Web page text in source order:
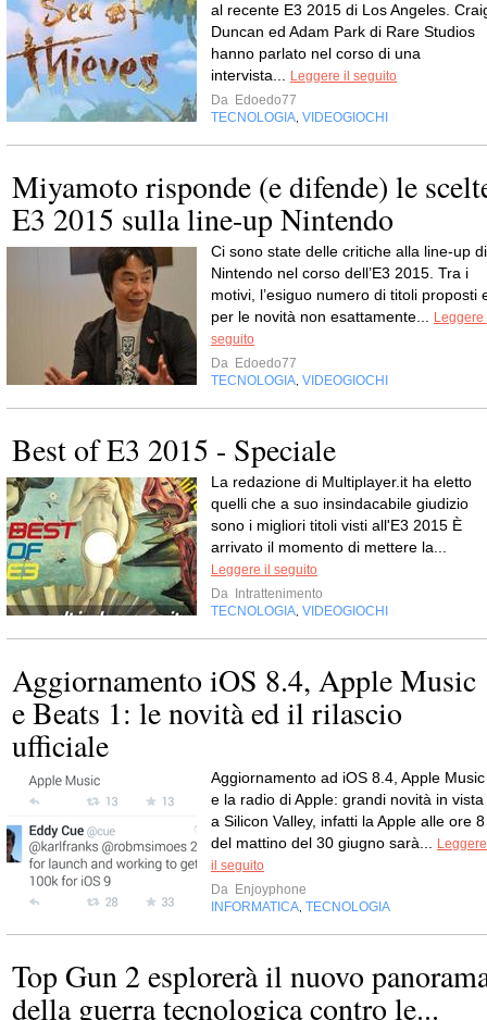
al recente E3 2015 di Los Angeles.
Duncan ed Adam Park di Rare Studios
hanno parlato nel corso di una
intervista...
Leggere il seguito
Da Edoedo77
TECNOLOGIA VIDEOGIOCHI
Miyamoto risponde (e difende) le
E3 2015 sulla line-up Nintendo
Ci sono state delle critiche alla line-up di
Nintendo nel corso dell’E3 2015. Tra i
motivi, l’esiguo numero di titoli proposti
per le novità non esattamente...
Leggere
seguito
Da Edoedo77
TECNOLOGIA VIDEOGIOCHI
Best of E3 2015 - Speciale
La redazione di Multiplayer.it ha eletto
quelli che a suo insindacabile giudizio
sono i migliori titoli visti all'E3 2015 È
arrivato il momento di mettere la...
Leggere il seguito
Da
Intrattenimento
TECNOLOGIA VIDEOGIOCHI
Aggiornamento iOS 8.4, Apple Music
e Beats 1: le novità ed il rilascio
ufficiale
Aggiornamento ad iOS 8.4, Apple Music
e la radio di Apple: grandi novità in vista
a Silicon Valley, infatti la Apple alle ore 8
del mattino del 30 giugno sarà...
Leggere
il seguito
Da Enjoyphone
INFORMATICA TECNOLOGIA
Top Gun 2 esplorerà il nuovo
della guerra tecnologica contro le...